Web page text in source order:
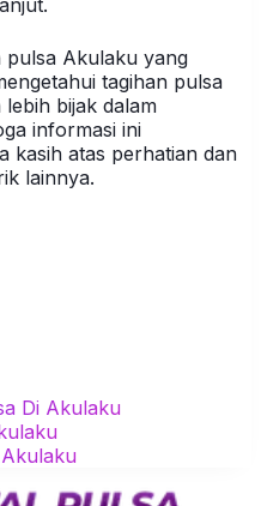
pulsa Akulaku yang
tagihan pulsa
bijak dalam
informasi ini
kasih atas perhatian dan
lainnya.
Di Akulaku